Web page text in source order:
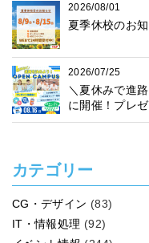
2026/08/01
夏季休校のお
2026/07/25
＼夏休みで進
に開催！プレ
う！
カテゴリー
CG・デザイン (83)
IT・情報処理 (92)